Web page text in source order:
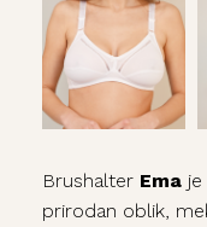
Brushalter Ema
prirodan oblik,